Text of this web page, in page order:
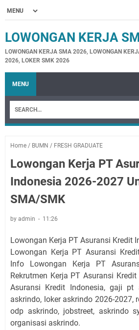
LOWONGAN KERJA
LOWONGAN KERJA SMA 2026, LOWONGAN
2026, LOKER SMK 2026
MENU
Home / BUMN / FRESH GRADUATE
Lowongan Kerja PT
Indonesia 2026-2027
SMA/SMK
by admin 11:26
Lowongan Kerja PT Asuransi Kredit
Lowongan Kerja PT Asuransi
Info Lowongan Kerja PT
Rekrutmen Kerja PT Asuransi
Asuransi Kredit Indonesia, gaji pt
askrindo, loker askrindo 2026-2027,
odp askrindo, jobstreet, askrindo
organisasi askrindo.